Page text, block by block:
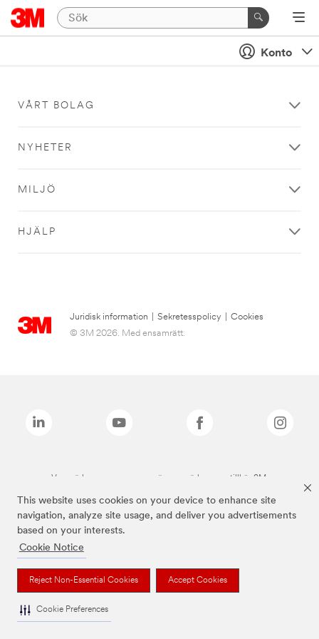
This website uses cookies on your device to enhance site
navigation, analyze site usage, and deliver you advertisements
based on your interests.
Cookie Notice
Reject Non-Essential Cookies Accept Cookies
Cookie Preferences
Konto
VÅRT BOLAG
NYHETER
MILJÖ
HJÄLP
Juridisk information Sekretesspolicy
Cookies
© 3M 2026. Med ensamrätt.
Varumärken som anges ovan är varumärken som tillhör 3M.